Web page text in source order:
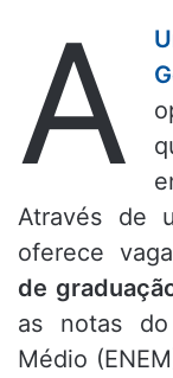
A
Através de
oferece
de
as notas
Médio